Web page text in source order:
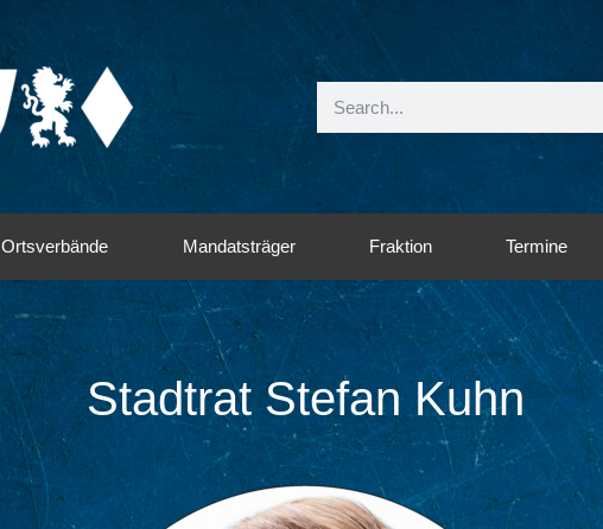
Ortsverbände Mandatsträger Fraktion Termine
Stadtrat Stefan Kuhn